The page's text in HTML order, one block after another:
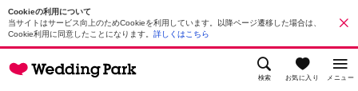
Cookieの利用について
当サイトはサービス向上のためCookieを利用しています。以降ページ遷移した場合は、
Cookie利用に同意したことになります。 詳しくはこちら
検索 お気に入り メニュー